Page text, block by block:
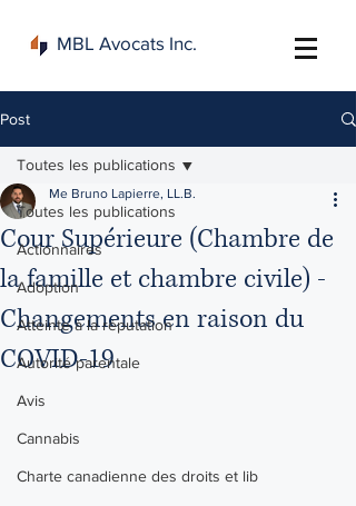
MBL Avocats Inc.
Post
Toutes les publications
Actionnaires
Adoption
Atteinte à la réputation
Autorité parentale
Avis
Cannabis
Charte canadienne des droits et lib
Toutes les publications
Cour Supérieure (Chambre de
la famille et chambre civile) -
Changements en raison du
COVID-19
Me Bruno Lapierre, LL.B.